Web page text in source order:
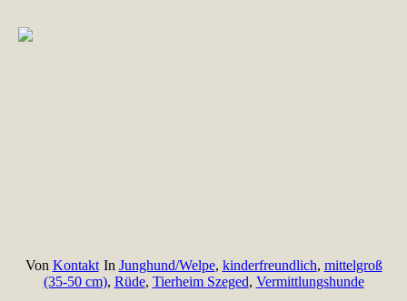
Von Kontakt In Junghund/Welpe, kinderfreundlich, mittelgroß
(35-50 cm), Rüde, Tierheim Szeged, Vermittlungshunde